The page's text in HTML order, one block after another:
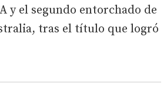
y el segundo entorchado de
tras el título que logró